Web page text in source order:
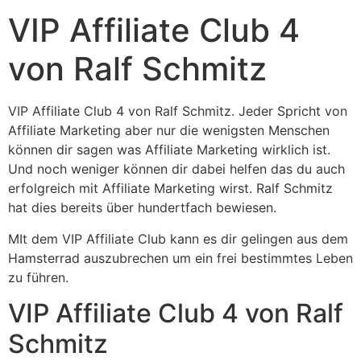
VIP Affiliate Club 4
von Ralf Schmitz
VIP Affiliate Club 4 von Ralf Schmitz. Jeder Spricht von
Affiliate Marketing aber nur die wenigsten Menschen
können dir sagen was Affiliate Marketing wirklich ist.
Und noch weniger können dir dabei helfen das du auch
erfolgreich mit Affiliate Marketing wirst. Ralf Schmitz
hat dies bereits über hundertfach bewiesen.
MIt dem VIP Affiliate Club kann es dir gelingen aus dem
Hamsterrad auszubrechen um ein frei bestimmtes Leben
zu führen.
VIP Affiliate Club 4 von Ralf
Schmitz